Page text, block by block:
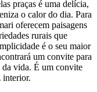
praças é uma delícia,
o calor do dia. Para
oferecem paisagens
rurais que
é o seu maior
um convite para
da vida. É um convite
interior.